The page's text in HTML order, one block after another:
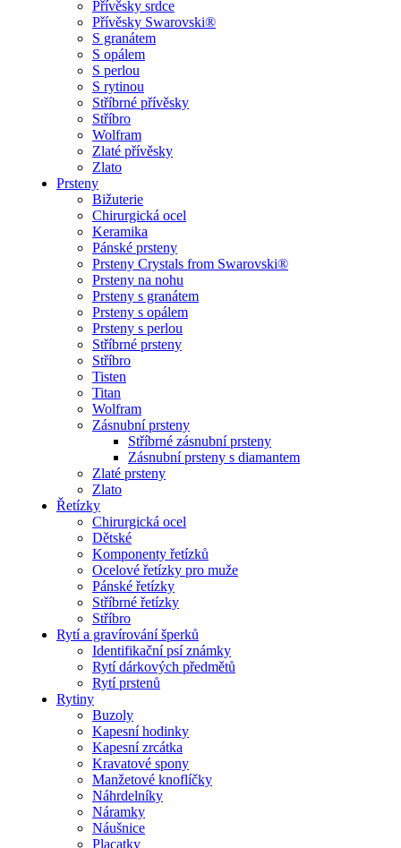
Přívěsky srdce
Přívěsky Swarovski®
S granátem
S opálem
S perlou
S rytinou
Stříbrné přívěsky
Stříbro
Wolfram
Zlaté přívěsky
Zlato
Prsteny
Bižuterie
Chirurgická ocel
Keramika
Pánské prsteny
Prsteny Crystals from Swarovski®
Prsteny na nohu
Prsteny s granátem
Prsteny s opálem
Prsteny s perlou
Stříbrné prsteny
Stříbro
Tisten
Titan
Wolfram
Zásnubní prsteny
Stříbrné zásnubní prsteny
Zásnubní prsteny s diamantem
Zlaté prsteny
Zlato
Řetízky
Chirurgická ocel
Dětské
Komponenty řetízků
Ocelové řetízky pro muže
Pánské řetízky
Stříbrné řetízky
Stříbro
Rytí a gravírování šperků
Identifikační psí známky
Rytí dárkových předmětů
Rytí prstenů
Rytiny
Buzoly
Kapesní hodinky
Kapesní zrcátka
Kravatové spony
Manžetové knoflíčky
Náhrdelníky
Náramky
Náušnice
Placatky